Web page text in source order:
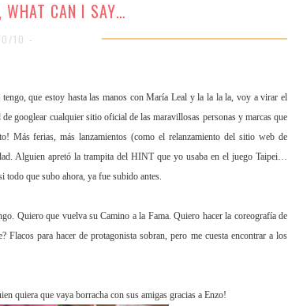
WHAT CAN I SAY…
10 -
que estoy hasta las manos con María Leal y la la la la, voy a virar el
de googlear cualquier sitio oficial delas maravillosas personas y marcas que
Más ferias, más lanzamientos (como el relanzamiento del sitio web de
Alguien apretó la trampita del HINT que yo usaba en el juego Taipei…
todo que subo ahora, ya fue subido antes.
Quiero que vuelva su Camino a la Fama.Quiero hacer la coreografía de
para hacer de protagonista sobran, pero mecuesta encontrar a los
quiera que vaya borracha con sus amigas gracias a Enzo!